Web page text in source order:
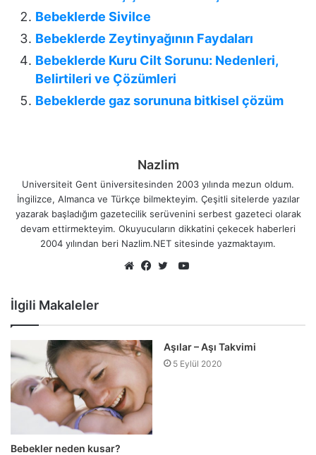
Bebeklerde Sivilce
Bebeklerde Zeytinyağının Faydaları
Bebeklerde Kuru Cilt Sorunu: Nedenleri,
Belirtileri ve Çözümleri
Bebeklerde gaz sorununa bitkisel çözüm
Nazlim
Universiteit Gent üniversitesinden 2003 yılında mezun oldum.
İngilizce, Almanca ve Türkçe bilmekteyim. Çeşitli sitelerde yazılar
yazarak başladığım gazetecilik serüvenini serbest gazeteci olarak
devam ettirmekteyim. Okuyucuların dikkatini çekecek haberleri
2004 yılından beri Nazlim.NET sitesinde yazmaktayım.
YouTube
İlgili Makaleler
Bebekler neden kusar?
Aşılar – Aşı Takvimi
5 Eylül 2020